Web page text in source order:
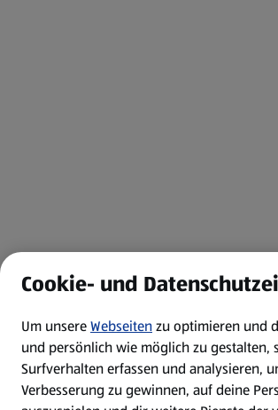
Cookie- und
Um unsereWebseitenzu optimieren und
und persönlich wie möglich zu gestalten,
Surfverhalten erfassen und analysieren,
Verbesserung zu gewinnen, auf deine